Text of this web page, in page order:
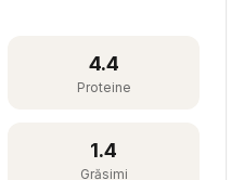
4.4
Proteine
1.4
Grăsimi